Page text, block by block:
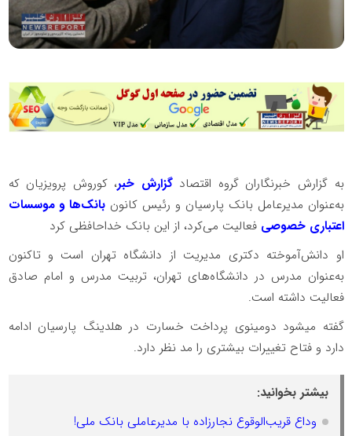
به گزارش خبرنگاران گروه اقتصادگزارش خبر، کوروش پرویزیان که
به‌عنوان مدیرعامل بانک پارسیان و رئیس کانون بانک‌ها و موسسات
اعتباری خصوصیفعالیت می‌کرد، از این بانک خداحافظی کرد
او دانش‌آموخته دکتری مدیریت از دانشگاه تهران است و تاکنون
به‌عنوان مدرس در دانشگاه‌های تهران، تربیت مدرس و امام صادق
فعالیت داشته است.
گفته میشود دومینوی پرداخت خسارت در هلدینگ پارسیان ادامه
دارد و فتاح تغییرات بیشتری را مد نظر دارد.
بیشتر بخوانید:
وداع قریب‌الوقوع نجارزاده با مدیرعاملی بانک ملی!